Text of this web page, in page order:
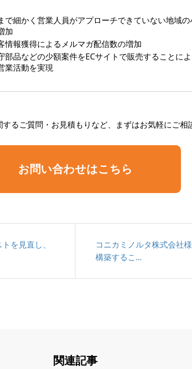
で細かく営業人員がアプローチできていない地域
加
情報獲得によるメルマガ配信数の増加
部品などの少額案件をECサイトで販売することに
業活動を実現
るご質問・お見積もりなど、まずはお気軽にご相
お問い合わせはこちら
を見直し、
コニカミノルタ株式会社
構築するこ...
関連記事